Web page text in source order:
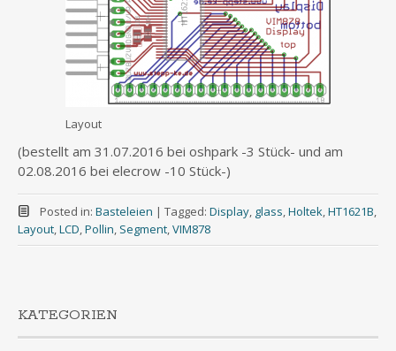
Layout
(bestellt am 31.07.2016 bei oshpark -3 Stück- und am
02.08.2016 bei elecrow -10 Stück-)
Posted in: Basteleien | Tagged: Display, glass,Holtek,HT1621B,
Layout,LCD,Pollin, Segment,VIM878
KATEGORIEN